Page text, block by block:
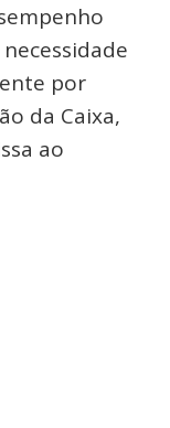
por
da Caixa,
ao